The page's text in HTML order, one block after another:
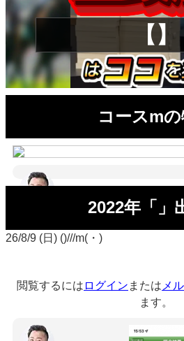
【】
コースm
2022年「」
26/8/9 (日) ()///m(・)
閲覧するには ログイン または メ
ます。